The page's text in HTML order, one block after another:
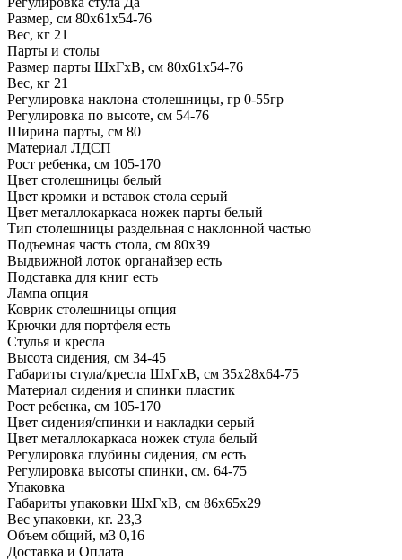
Размер, см 80х61х54-76
Вес, кг 21
Парты и столы
Размер парты ШхГхВ, см 80х61х54-76
Вес, кг 21
Регулировка наклона столешницы, гр 0-55гр
Регулировка по высоте, см 54-76
Ширина парты, см 80
Материал ЛДСП
Рост ребенка, см 105-170
Цвет столешницы белый
Цвет кромки и вставок стола серый
Цвет металлокаркаса ножек парты белый
Тип столешницы раздельная с наклонной частью
Подъемная часть стола, см 80x39
Выдвижной лоток органайзер есть
Подставка для книг есть
Лампа опция
Коврик столешницы опция
Крючки для портфеля есть
Стулья и кресла
Высота сидения, см 34-45
Габариты стула/кресла ШхГхВ, см 35х28х64-75
Материал сидения и спинки пластик
Рост ребенка, см 105-170
Цвет сидения/спинки и накладки серый
Цвет металлокаркаса ножек стула белый
Регулировка глубины сидения, см есть
Регулировка высоты спинки, см. 64-75
Упаковка
Габариты упаковки ШхГхВ, см 86х65х29
Вес упаковки, кг. 23,3
Объем общий, м3 0,16
Доставка и Оплата